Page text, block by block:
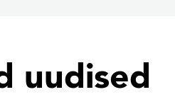
uudised